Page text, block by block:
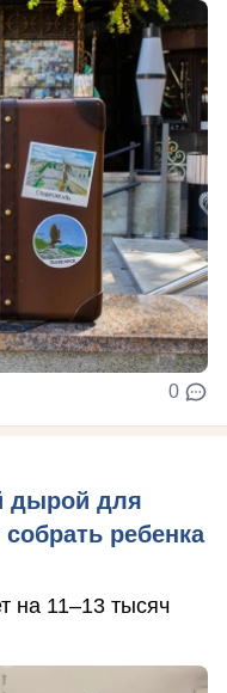
0
дырой для
ребенка
на 11–13 тысяч